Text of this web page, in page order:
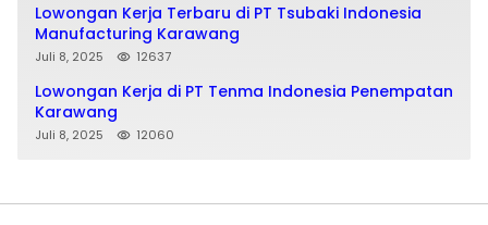
Lowongan Kerja Terbaru di PT Tsubaki Indonesia
Manufacturing Karawang
Juli 8, 2025 12637
Lowongan Kerja di PT Tenma Indonesia Penempatan
Karawang
Juli 8, 2025 12060